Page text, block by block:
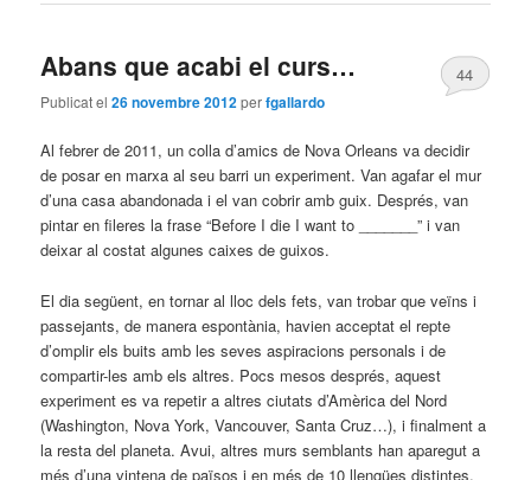
Abans que acabi el curs…
Publicat el26 novembre 2012perfgallardo
44
Al febrer de 2011, un colla d’amics de Nova Orleans va decidir
de posar en marxa al seu barri un experiment. Van agafar el mur
d’una casa abandonada i el van cobrir amb guix. Després, van
pintar en fileres la frase “Before I die I want to _______” i van
deixar al costat algunes caixes de guixos.
El dia següent, en tornar al lloc dels fets, van trobar que veïns i
passejants, de manera espontània, havien acceptat el repte
d’omplir els buits amb les seves aspiracions personals i de
compartir-les amb els altres. Pocs mesos després, aquest
experiment es va repetir a altres ciutats d’Amèrica del Nord
(Washington, Nova York, Vancouver, Santa Cruz…), i finalment a
la resta del planeta. Avui, altres murs semblants han aparegut a
més d’una vintena de països i en més de 10 llengües distintes.